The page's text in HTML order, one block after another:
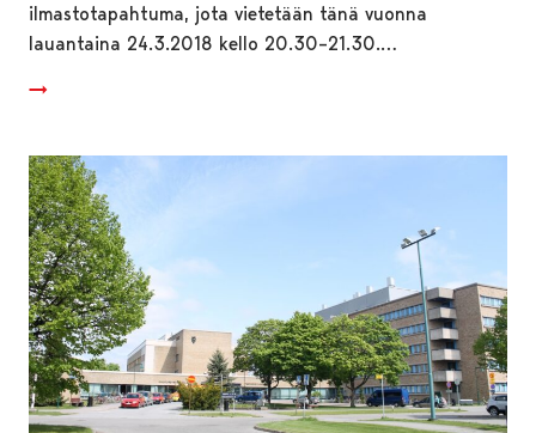
ilmastotapahtuma, jota vietetään tänä vuonna
lauantaina 24.3.2018 kello 20.30–21.30.…